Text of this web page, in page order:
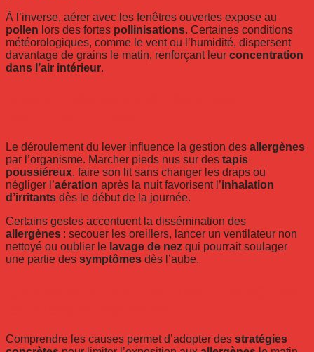
À l’inverse, aérer avec les fenêtres ouvertes expose au
pollen lors des fortes pollinisations. Certaines conditions
météorologiques, comme le vent ou l’humidité, dispersent
davantage de grains le matin, renforçant leur concentration
dans l’air intérieur.
Le déroulement du lever influence la gestion des allergènes
par l’organisme. Marcher pieds nus sur des tapis
poussiéreux, faire son lit sans changer les draps ou
négliger l’aération après la nuit favorisent l’inhalation
d’irritants dès le début de la journée.
Certains gestes accentuent la dissémination des
allergènes : secouer les oreillers, lancer un ventilateur non
nettoyé ou oublier le lavage de nez qui pourrait soulager
une partie des symptômes dès l’aube.
Comprendre les causes permet d’adopter des stratégies